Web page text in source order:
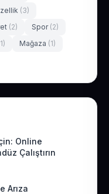
(3)
(2) Spor (2)
Mağaza (1)
Online
Çalıştırın
Arıza